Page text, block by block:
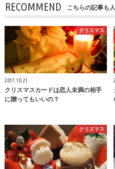
RECOMMEND こちらの記事も人
クリスマス
2017.10.21
クリスマスカードは恋人未満の相手
に贈ってもいいの？
クリスマス